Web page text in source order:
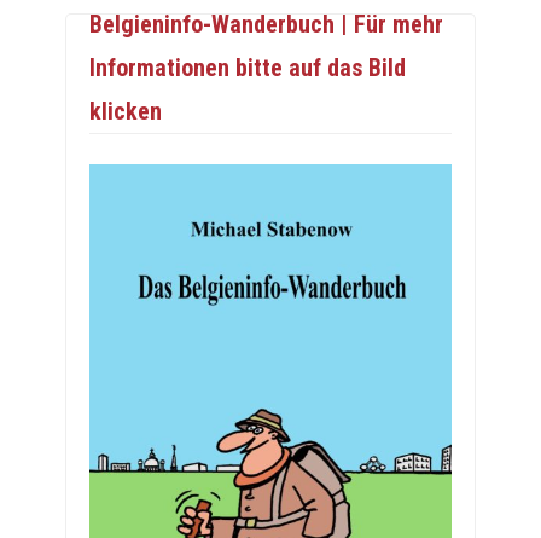
Belgieninfo-Wanderbuch | Für mehr
Informationen bitte auf das Bild
klicken